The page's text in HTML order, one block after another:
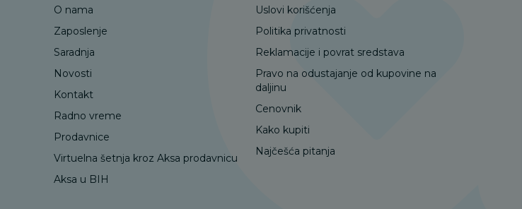
O nama
Zaposlenje
Saradnja
Novosti
Kontakt
Radno vreme
Prodavnice
Virtuelna šetnja kroz Aksa prodavnicu
Aksa u BIH
Uslovi korišćenja
Politika privatnosti
Reklamacije i povrat sredstava
Pravo na odustajanje od kupovine na
daljinu
Cenovnik
Kako kupiti
Najčešća pitanja